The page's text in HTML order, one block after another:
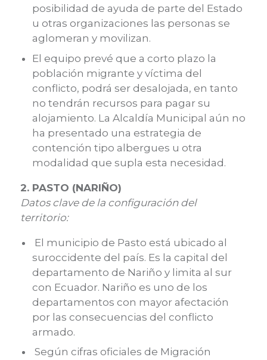
posibilidad de ayuda de parte del Estado
u otras organizaciones las personas se
aglomeran y movilizan.
El equipo prevé que a corto plazo la
población migrante y víctima del
conflicto, podrá ser desalojada, en tanto
no tendrán recursos para pagar su
alojamiento. La Alcaldía Municipal aún no
ha presentado una estrategia de
contención tipo albergues u otra
modalidad que supla esta necesidad.
2. PASTO (NARIÑO)
Datos clave de la configuración del
territorio:
El municipio de Pasto está ubicado al
suroccidente del país. Es la capital del
departamento de Nariño y limita al sur
con Ecuador. Nariño es uno de los
departamentos con mayor afectación
por las consecuencias del conflicto
armado.
Según cifras oficiales de Migración